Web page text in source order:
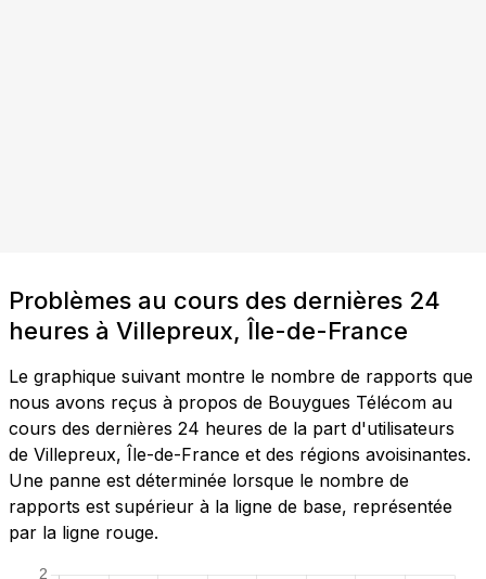
Problèmes au cours des dernières 24
heures à Villepreux, Île-de-France
Le graphique suivant montre le nombre de rapports que
nous avons reçus à propos de Bouygues Télécom au
cours des dernières 24 heures de la part d'utilisateurs
de Villepreux, Île-de-France et des régions avoisinantes.
Une panne est déterminée lorsque le nombre de
rapports est supérieur à la ligne de base, représentée
par la ligne rouge.